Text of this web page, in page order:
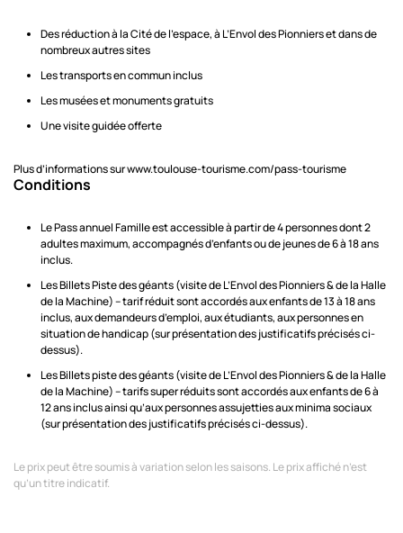
Des réduction à la Cité de l’espace, à L’Envol des Pionniers et dans de
nombreux autres sites
Les transports en commun inclus
Les musées et monuments gratuits
Une visite guidée offerte
Plus d’informations sur www.toulouse-tourisme.com/pass-tourisme
Conditions
Le Pass annuel Famille est accessible à partir de 4 personnes dont 2
adultes maximum, accompagnés d’enfants ou de jeunes de 6 à 18 ans
inclus.
Les Billets Piste des géants (visite de L’Envol des Pionniers & de la Halle
de la Machine) – tarif réduit sont accordés aux enfants de 13 à 18 ans
inclus, aux demandeurs d’emploi, aux étudiants, aux personnes en
situation de handicap (sur présentation des justificatifs précisés ci-
dessus).
Les Billets piste des géants (visite de L’Envol des Pionniers & de la Halle
de la Machine) – tarifs super réduits sont accordés aux enfants de 6 à
12 ans inclus ainsi qu’aux personnes assujetties aux minima sociaux
(sur présentation des justificatifs précisés ci-dessus).
Le prix peut être soumis à variation selon les saisons. Le prix affiché n’est
qu’un titre indicatif.